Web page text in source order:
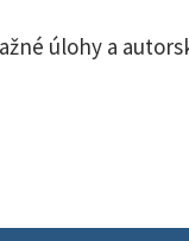
úlohy a